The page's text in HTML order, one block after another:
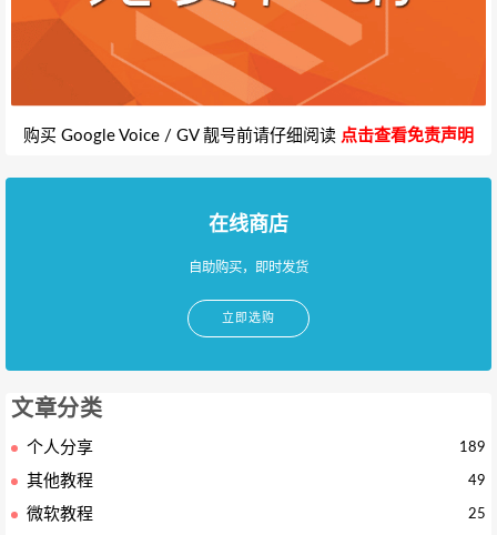
购买 Google Voice / GV 靓号前请仔细阅读 点击查看免责声明
在线商店
自助购买，即时发货
立即选购
文章分类
个人分享 189
其他教程 49
微软教程 25